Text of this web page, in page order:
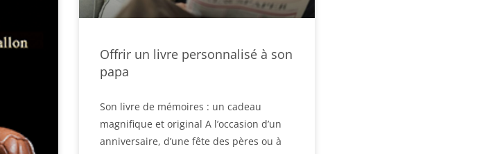
Offrir un livre personnalisé à son
papa
Son livre de mémoires : un cadeau
magnifique et original A l’occasion d’un
anniversaire, d’une fête des pères ou à